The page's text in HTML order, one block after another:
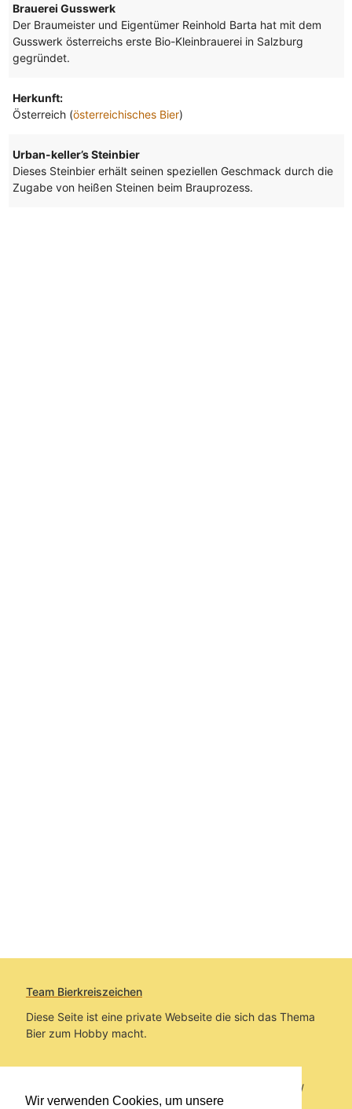
Wir verwenden Cookies, um unsere
Brauerei Gusswerk
Der Braumeister und Eigentümer Reinhold Barta hat mit dem
Gusswerk österreichs erste Bio-Kleinbrauerei in Salzburg
gegründet.
Herkunft:
Österreich (österreichisches Bier)
Urban-keller’s Steinbier
Dieses Steinbier erhält seinen speziellen Geschmack durch die
Zugabe von heißen Steinen beim Brauprozess.
Team Bierkreiszeichen
Diese Seite ist eine private Webseite die sich das Thema
Bier zum Hobby macht.
Sie befinden sich auf https://www.bierkreiszeichen.at/